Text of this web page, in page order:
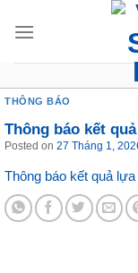
THÔNG BÁO
Thông báo kết
Posted on 27 Tháng 1,
Thông báo kết quả